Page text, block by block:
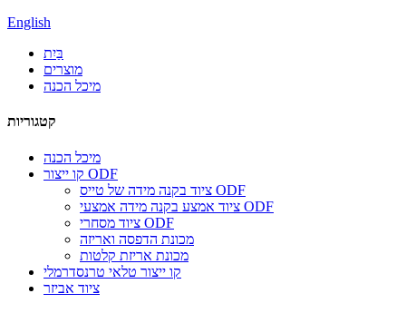
English
בַּיִת
מוצרים
מיכל הכנה
קטגוריות
מיכל הכנה
קו ייצור ODF
ציוד בקנה מידה של טייס ODF
ציוד אמצע בקנה מידה אמצעי ODF
ציוד מסחרי ODF
מכונת הדפסה ואריזה
מכונת אריזת קלטות
קו ייצור טלאי טרנסדרמלי
ציוד אביזר